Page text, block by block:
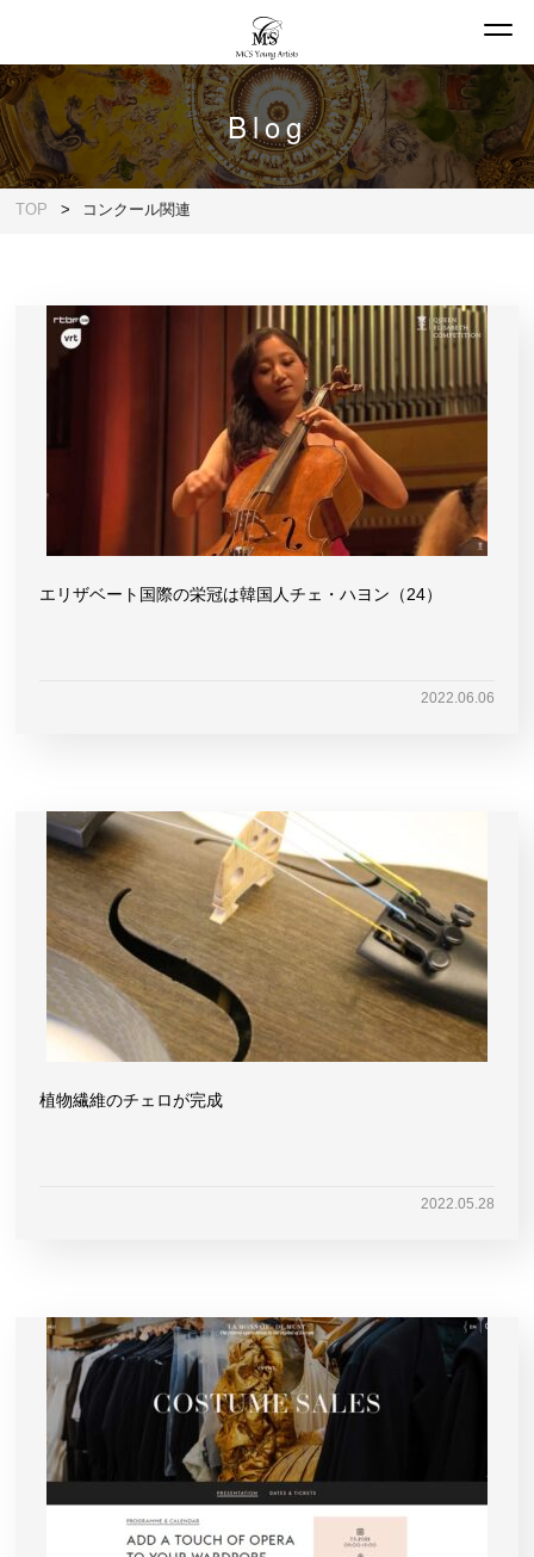
Blog
TOP コンクール関連
エリザベート国際の栄冠は韓国人チェ・ハヨン（24）
2022.06.06
植物繊維のチェロが完成
2022.05.28